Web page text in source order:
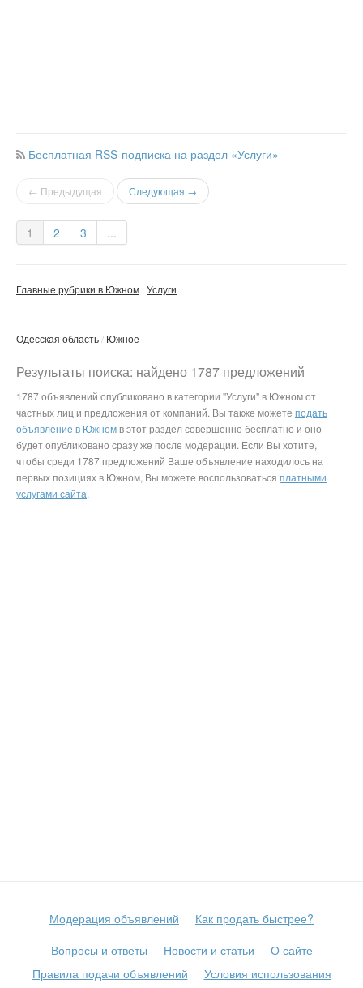
Бесплатная RSS-подписка на раздел «Услуги»
← Предыдущая Следующая →
1 2 3 ...
Главные рубрики в Южном Услуги
Одесская область Южное
Результаты поиска: найдено 1787 предложений
1787 объявлений опубликовано в категории "Услуги" в Южном от
частных лиц и предложения от компаний. Вы также можете подать
объявление в Южном в этот раздел совершенно бесплатно и оно
будет опубликовано сразу же после модерации. Если Вы хотите,
чтобы среди 1787 предложений Ваше объявление находилось на
первых позициях в Южном, Вы можете воспользоваться платными
услугами сайта.
Модерация объявлений
Как продать быстрее?
Вопросы и ответы
Новости и статьи
О сайте
Правила подачи объявлений
Условия использования